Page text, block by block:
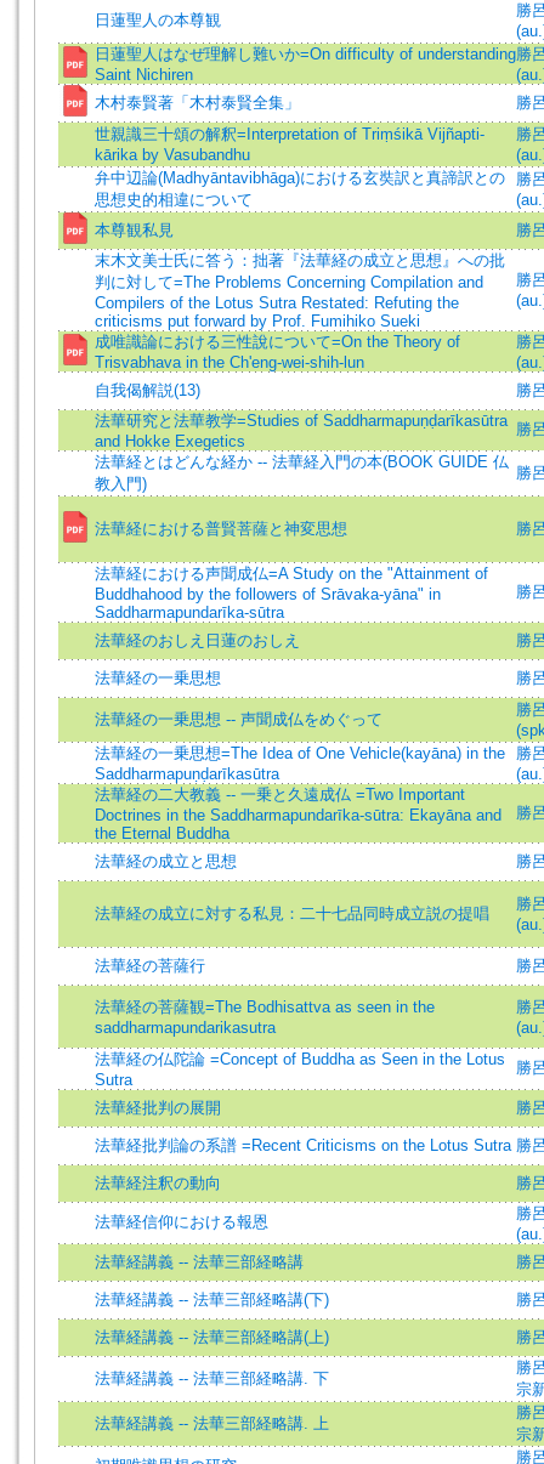
日蓮聖人の本尊観
勝
日蓮聖人はなぜ理解し難いか=On difficulty of understanding
Saint Nichiren
勝
木村泰賢著「木村泰賢全集」
勝
世親識三十頌の解釈=Interpretation of Triṃśikā Vijñapti-
kārika by Vasubandhu
勝
弁中辺論(Madhyāntavibhāga)における玄奘訳と真諦訳との
思想史的相違について
勝
本尊観私見
勝
末木文美士氏に答う：拙著『法華経の成立と思想』への批
判に対して=The Problems Concerning Compilation and
Compilers of the Lotus Sutra Restated: Refuting the
criticisms put forward by Prof. Fumihiko Sueki
勝
成唯識論における三性說について=On the Theory of
Trisvabhava in the Ch'eng-wei-shih-lun
勝
自我偈解説(13)
勝
法華研究と法華教学=Studies of Saddharmapuṇḍarīkasūtra
and Hokke Exegetics
勝
法華経とはどんな経か -- 法華経入門の本(BOOK GUIDE 仏
教入門)
勝
法華経における普賢菩薩と神変思想 勝
法華経における声聞成仏=A Study on the "Attainment of
Buddhahood by the followers of Srāvaka-yāna" in
Saddharmapundarīka-sūtra
勝
法華経のおしえ日蓮のおしえ 勝
法華経の一乗思想 勝
法華経の一乗思想 -- 声聞成仏をめぐって
勝
法華経の一乗思想=The Idea of One Vehicle(kayāna) in the
Saddharmapuṇḍarīkasūtra
勝
法華経の二大教義 -- 一乗と久遠成仏 =Two Important
Doctrines in the Saddharmapundarīka-sūtra: Ekayāna and
the Eternal Buddha
勝
法華経の成立と思想 勝
法華経の成立に対する私見：二十七品同時成立説の提唱
勝
法華経の菩薩行 勝
法華経の菩薩観=The Bodhisattva as seen in the
saddharmapundarikasutra
勝
法華経の仏陀論 =Concept of Buddha as Seen in the Lotus
Sutra
勝
法華経批判の展開 勝
法華経批判論の系譜 =Recent Criticisms on the Lotus Sutra 勝
法華経注釈の動向 勝
法華経信仰における報恩
勝
法華経講義 -- 法華三部経略講
勝
法華経講義 -- 法華三部経略講(下) 勝
法華経講義 -- 法華三部経略講(上) 勝
法華経講義 -- 法華三部経略講. 下
勝
宗
法華経講義 -- 法華三部経略講. 上
勝
宗
勝